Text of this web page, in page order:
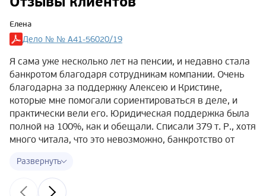
Елена
Дело № № А41-56020/19
Я сама уже несколько лет на пенсии, и недавно стала
банкротом благодаря сотрудникам компании. Очень
благодарна за поддержку Алексею и Кристине,
которые мне помогали сориентироваться в деле, и
практически вели его. Юридическая поддержка была
полной на 100%, как и обещали. Списали 379 т. Р., хотя
много читала, что это невозможно, банкротство от
сказать, что ничего страшного в судебных мерах нет,
если платить нечем и есть хорошее
юрсопровождение. Только дам хороший совет —